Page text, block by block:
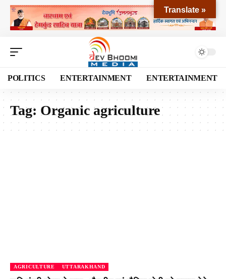
POLITICS ENTERTAINMENT ENTERTAINMENT
Tag: Organic agriculture
AGRICULTURE UTTARAKHAND
Translate »